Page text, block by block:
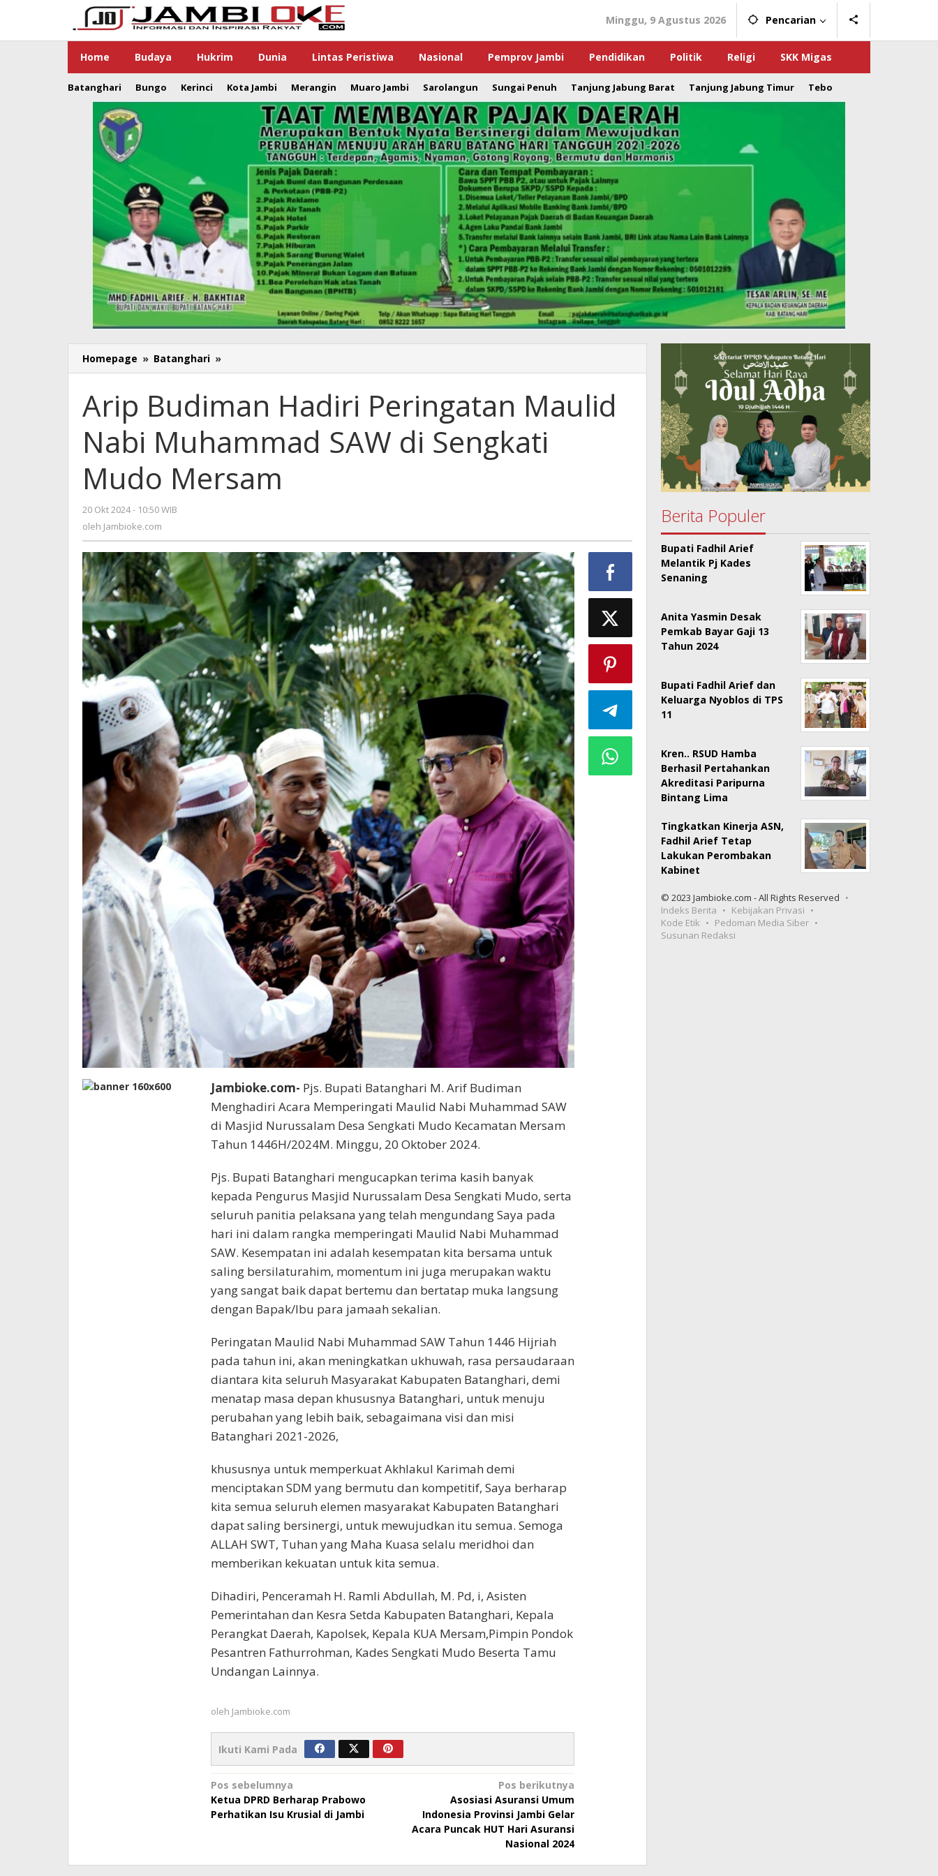
Minggu, 9 Agustus 2026 Pencarian
Home Budaya Hukrim Dunia Lintas Peristiwa Nasional Pemprov Jambi Pendidikan Politik Religi SKK Migas
Batanghari Bungo Kerinci Kota Jambi Merangin Muaro Jambi Sarolangun Sungai Penuh Tanjung Jabung Barat Tanjung Jabung Timur Tebo
Homepage » Batanghari »
Budiman
Peringatan
Maulid
Muhammad
di
Sengkati
Arip Budiman Hadiri Peringatan Maulid
Nabi Muhammad SAW di Sengkati
Mudo Mersam
20 Okt 2024 - 10:50 WIB
oleh Jambioke.com
Jambioke.com- Pjs. Bupati Batanghari M. Arif Budiman
Menghadiri Acara Memperingati Maulid Nabi Muhammad SAW
di Masjid Nurussalam Desa Sengkati Mudo Kecamatan Mersam
Tahun 1446H/2024M. Minggu, 20 Oktober 2024.
Pjs. Bupati Batanghari mengucapkan terima kasih banyak
kepada Pengurus Masjid Nurussalam Desa Sengkati Mudo, serta
seluruh panitia pelaksana yang telah mengundang Saya pada
hari ini dalam rangka memperingati Maulid Nabi Muhammad
SAW. Kesempatan ini adalah kesempatan kita bersama untuk
saling bersilaturahim, momentum ini juga merupakan waktu
yang sangat baik dapat bertemu dan bertatap muka langsung
dengan Bapak/Ibu para jamaah sekalian.
Peringatan Maulid Nabi Muhammad SAW Tahun 1446 Hijriah
pada tahun ini, akan meningkatkan ukhuwah, rasa persaudaraan
diantara kita seluruh Masyarakat Kabupaten Batanghari, demi
menatap masa depan khususnya Batanghari, untuk menuju
perubahan yang lebih baik, sebagaimana visi dan misi
Batanghari 2021-2026,
khususnya untuk memperkuat Akhlakul Karimah demi
menciptakan SDM yang bermutu dan kompetitif, Saya berharap
kita semua seluruh elemen masyarakat Kabupaten Batanghari
dapat saling bersinergi, untuk mewujudkan itu semua. Semoga
ALLAH SWT, Tuhan yang Maha Kuasa selalu meridhoi dan
memberikan kekuatan untuk kita semua.
Dihadiri, Penceramah H. Ramli Abdullah, M. Pd, i, Asisten
Pemerintahan dan Kesra Setda Kabupaten Batanghari, Kepala
Perangkat Daerah, Kapolsek, Kepala KUA Mersam,Pimpin Pondok
Pesantren Fathurrohman, Kades Sengkati Mudo Beserta Tamu
Undangan Lainnya.
oleh Jambioke.com
Ikuti Kami Pada
Navigasi
pos
Pos sebelumnya
Ketua DPRD Berharap Prabowo
Perhatikan Isu Krusial di Jambi
Pos berikutnya
Asosiasi Asuransi Umum
Indonesia Provinsi Jambi Gelar
Acara Puncak HUT Hari Asuransi
Nasional 2024
Berita Populer
Bupati Fadhil Arief
Melantik Pj Kades
Senaning
Anita Yasmin Desak
Pemkab Bayar Gaji 13
Tahun 2024
Bupati Fadhil Arief dan
Keluarga Nyoblos di TPS
11
Kren.. RSUD Hamba
Berhasil Pertahankan
Akreditasi Paripurna
Bintang Lima
Tingkatkan Kinerja ASN,
Fadhil Arief Tetap
Lakukan Perombakan
Kabinet
© 2023 Jambioke.com - All Rights Reserved
Indeks Berita
Kebijakan Privasi
Kode Etik
Pedoman Media Siber
Susunan Redaksi